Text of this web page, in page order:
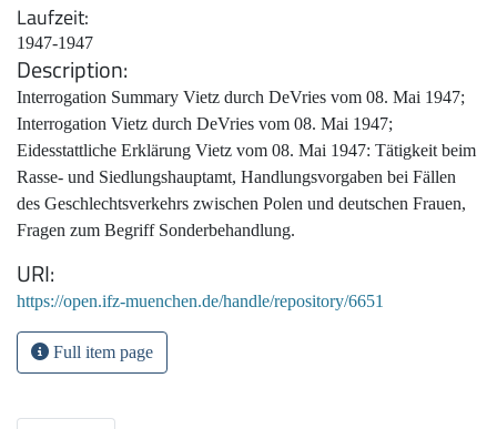
Laufzeit
1947-1947
Description
Interrogation Summary Vietz durch DeVries vom 08. Mai 1947;
Interrogation Vietz durch DeVries vom 08. Mai 1947;
Eidesstattliche Erklärung Vietz vom 08. Mai 1947: Tätigkeit beim
Rasse- und Siedlungshauptamt, Handlungsvorgaben bei Fällen
des Geschlechtsverkehrs zwischen Polen und deutschen Frauen,
Fragen zum Begriff Sonderbehandlung.
URI
https://open.ifz-muenchen.de/handle/repository/6651
Full item page